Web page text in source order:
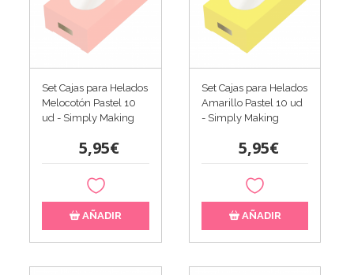
Set Cajas para Helados
Melocotón Pastel 10
ud - Simply Making
5,95€
AÑADIR
Set Cajas para Helados
Amarillo Pastel 10 ud
- Simply Making
5,95€
AÑADIR